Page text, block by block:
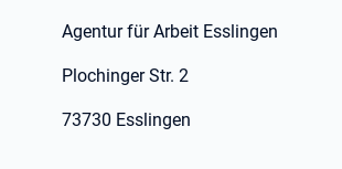
Agentur für Arbeit Esslingen
Plochinger Str. 2
73730 Esslingen